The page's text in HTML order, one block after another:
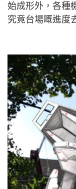
始成形外，各種
究竟台場嘅進度